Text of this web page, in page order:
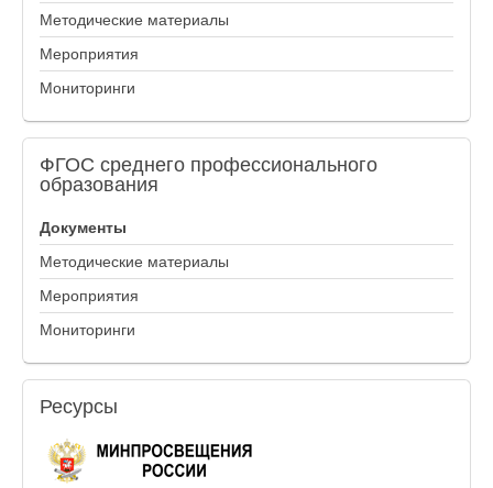
Методические материалы
Мероприятия
Мониторинги
ФГОС среднего профессионального
образования
Документы
Методические материалы
Мероприятия
Мониторинги
Ресурсы